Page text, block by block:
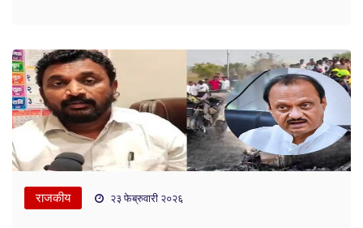
राजकीय २३ फेब्रुवारी २०२६